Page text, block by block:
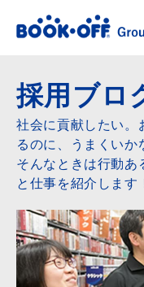
採用ブロ
社会に貢献したい。
るのに、うまくいか
そんなときは行動あ
と仕事を紹介します